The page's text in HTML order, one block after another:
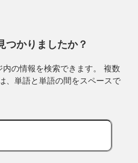
つかりましたか？
内の情報を検索できます。 複数
、単語と単語の間をスペースで